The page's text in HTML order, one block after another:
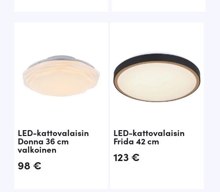
LED-kattovalaisin
Donna 36 cm
valkoinen
98 €
LED-kattovalaisin
Frida 42 cm
123€